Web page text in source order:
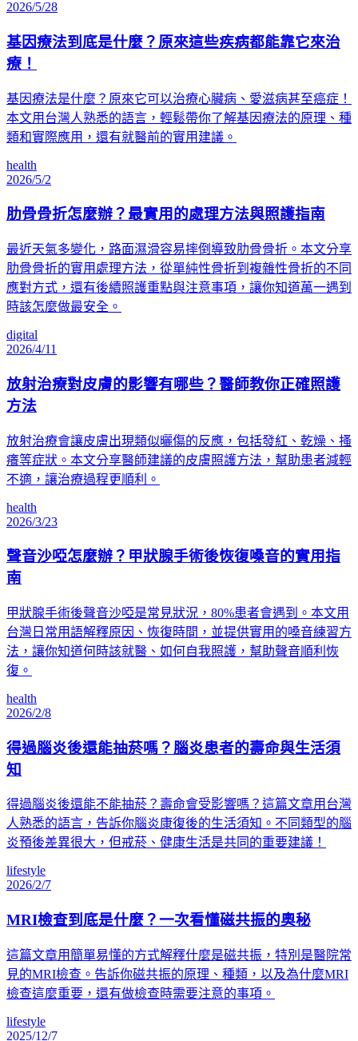
2026/5/28
基因療法到底是什麼？原來這些疾病都能靠它來治
療！
基因療法是什麼？原來它可以治療心臟病、愛滋病甚至癌症！
本文用台灣人熟悉的語言，輕鬆帶你了解基因療法的原理、種
類和實際應用，還有就醫前的實用建議。
health
2026/5/2
肋骨骨折怎麼辦？最實用的處理方法與照護指南
最近天氣多變化，路面濕滑容易摔倒導致肋骨骨折。本文分享
肋骨骨折的實用處理方法，從單純性骨折到複雜性骨折的不同
應對方式，還有後續照護重點與注意事項，讓你知道萬一遇到
時該怎麼做最安全。
digital
2026/4/11
放射治療對皮膚的影響有哪些？醫師教你正確照護
方法
放射治療會讓皮膚出現類似曬傷的反應，包括發紅、乾燥、搔
癢等症狀。本文分享醫師建議的皮膚照護方法，幫助患者減輕
不適，讓治療過程更順利。
health
2026/3/23
聲音沙啞怎麼辦？甲狀腺手術後恢復嗓音的實用指
南
甲狀腺手術後聲音沙啞是常見狀況，80%患者會遇到。本文用
台灣日常用語解釋原因、恢復時間，並提供實用的嗓音練習方
法，讓你知道何時該就醫、如何自我照護，幫助聲音順利恢
復。
health
2026/2/8
得過腦炎後還能抽菸嗎？腦炎患者的壽命與生活須
知
得過腦炎後還能不能抽菸？壽命會受影響嗎？這篇文章用台灣
人熟悉的語言，告訴你腦炎康復後的生活須知。不同類型的腦
炎預後差異很大，但戒菸、健康生活是共同的重要建議！
lifestyle
2026/2/7
MRI檢查到底是什麼？一次看懂磁共振的奧秘
這篇文章用簡單易懂的方式解釋什麼是磁共振，特別是醫院常
見的MRI檢查。告訴你磁共振的原理、種類，以及為什麼MRI
檢查這麼重要，還有做檢查時需要注意的事項。
lifestyle
2025/12/7